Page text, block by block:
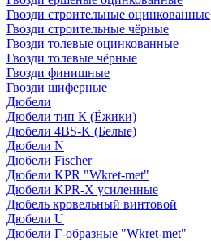
Гвозди строительные оцинкованные
Гвозди строительные чёрные
Гвозди толевые оцинкованные
Гвозди толевые чёрные
Гвозди финишные
Гвозди шиферные
Дюбели
Дюбели тип К (Ёжики)
Дюбели 4BS-K (Белые)
Дюбели N
Дюбели Fischer
Дюбели KPR "Wkret-met"
Дюбели KPR-Х усиленные
Дюбель кровельный винтовой
Дюбели U
Дюбели Г-образные "Wkret-met"